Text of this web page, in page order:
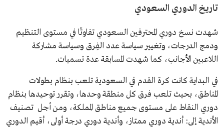
تاريخ الدوري السعودي
شهدت نسخ دوري المحترفين السعودي تفاوتًا في مستوى التنظيم
ودمج الدرجات، وتغيير سياسة عدد الفِرق وسياسة مشاركة
اللاعبين الأجانب، كما شهدت المسابقة عدة تسميات.
في البداية كانت كرة القدم في السعودية تلعب بنظام بطولات
المناطق، بحيث تلعب فرق كل منطقة وحدها، وتقرر توحيدها بنظام
دوري النقاط على مستوى جميع مناطق المملكة، ومن أجل تصنيف
الأندية إلى: أندية دوري ممتاز، وأندية دوري درجة أولى، أقيم الدوري